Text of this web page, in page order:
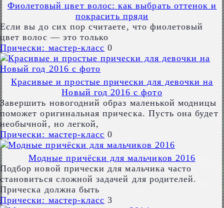
Фиолетовый цвет волос: как выбрать оттенок и
покрасить пряди
Если вы до сих пор считаете, что фиолетовый
цвет волос — это только
Прически: мастер-класс 0
Красивые и простые прически для девочки на
Новый год 2016 c фото
Завершить новогодний образ маленькой модницы
поможет оригинальная прическа. Пусть она будет
необычной, но легкой,
Прически: мастер-класс 0
Модные причёски для мальчиков 2016
Подбор новой прически для мальчика часто
становиться сложной задачей для родителей.
Прическа должна быть
Прически: мастер-класс 3